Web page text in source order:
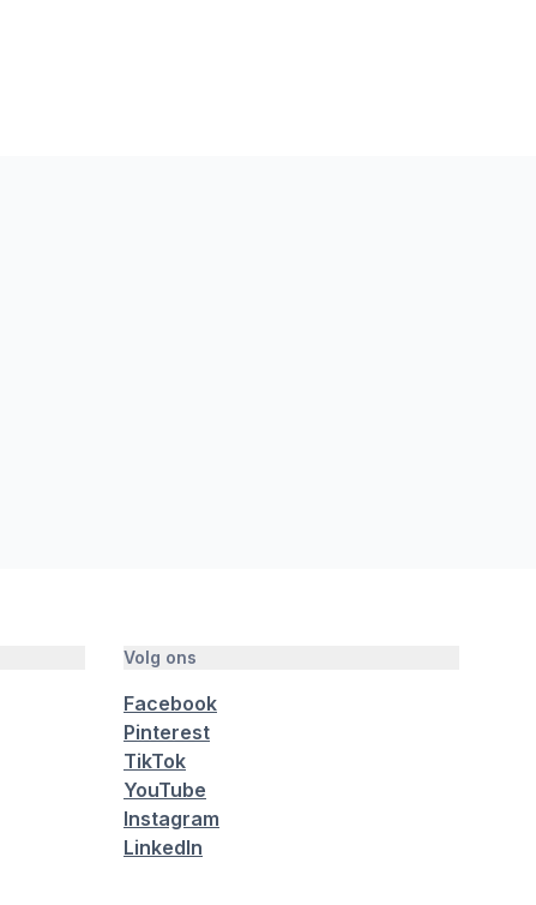
Volg ons
Facebook
Pinterest
TikTok
YouTube
Instagram
LinkedIn